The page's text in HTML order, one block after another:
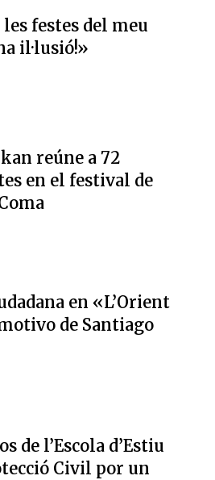
festes del meu
il·lusió!»
reúne a 72
en el festival de
en «L’Orient
de Santiago
de l’Escola d’Estiu
Civil por un